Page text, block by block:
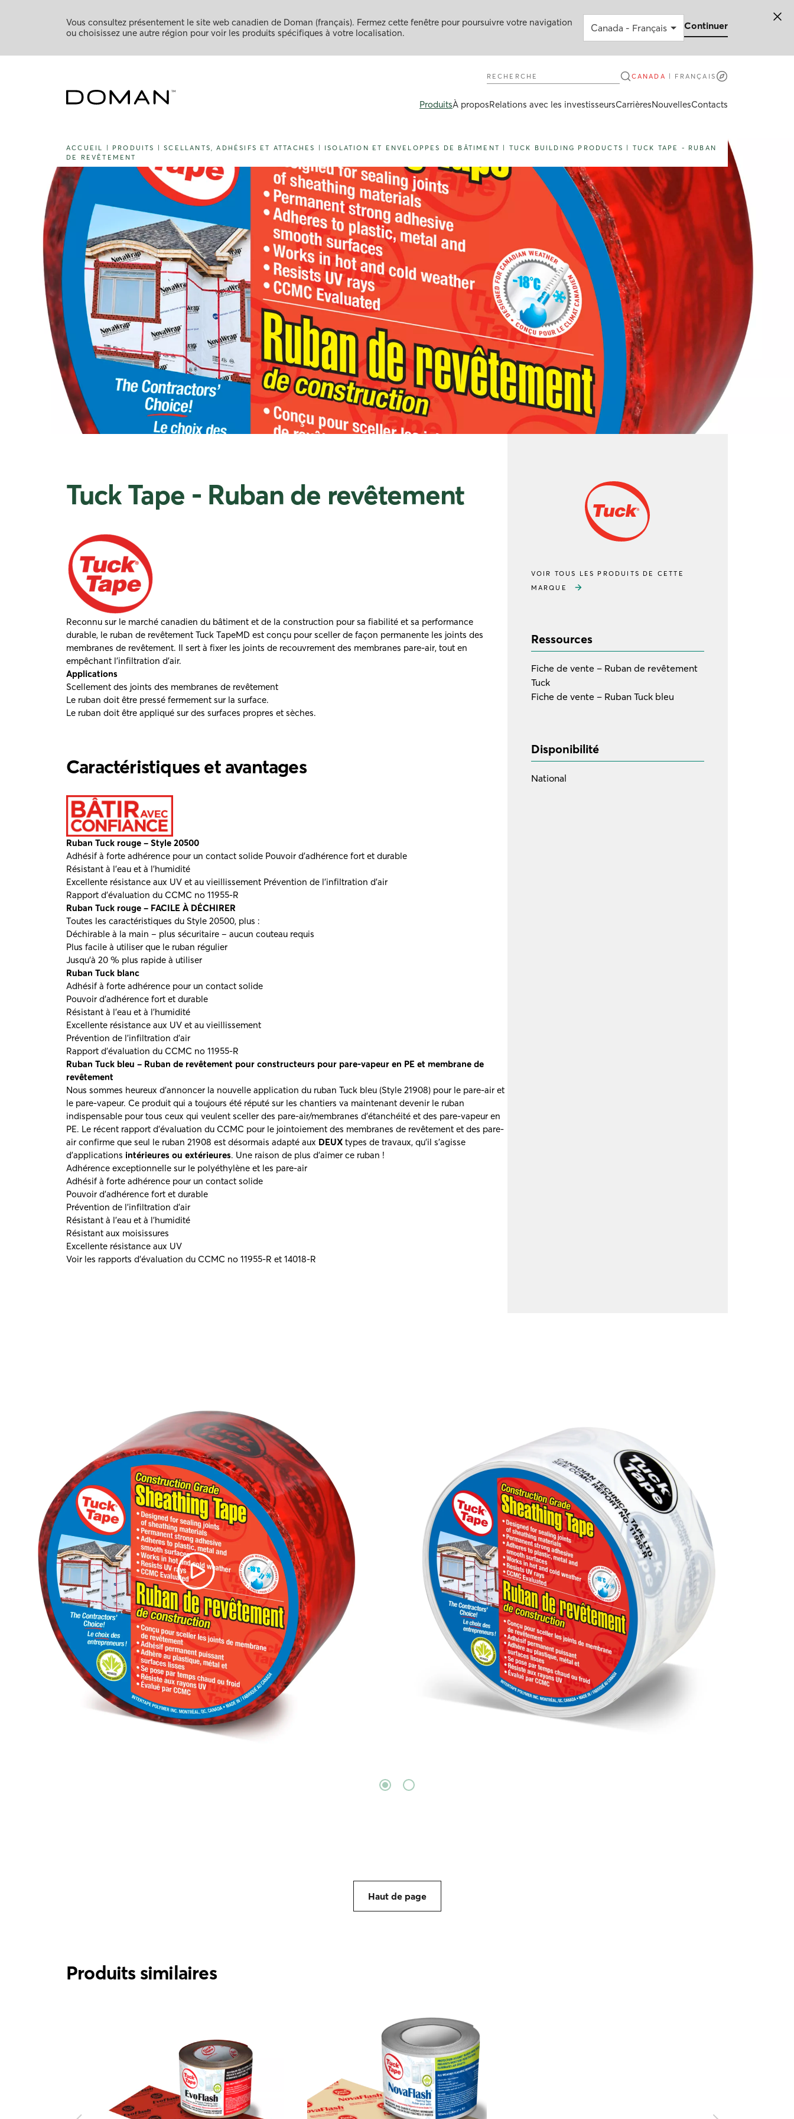
Vous consultez présentement le site web canadien de Doman (français). Fermez cette fenêtre pour poursuivre votre navigation
ou choisissez une autre région pour voir les produits spécifiques à votre localisation.
Continuer
Recherche CANADA FRANÇAIS
ProduitsÀ proposRelations avec les investisseursCarrièresNouvellesContacts
ACCUEIL PRODUITS |SCELLANTS, ADHÉSIFS ET ATTACHES ISOLATION ET ENVELOPPES DE BÂTIMENT TUCK BUILDING PRODUCTS
TUCK TAPE - RUBAN
DE REVÊTEMENT
Tuck Tape - Ruban de revêtement
Reconnu sur le marché canadien du bâtiment et de la construction pour sa fiabilité et sa performance
durable, le ruban de revêtement Tuck TapeMD est conçu pour sceller de façon permanente les joints des
membranes de revêtement. Il sert à fixer les joints de recouvrement des membranes pare-air, tout en
empêchant l’infiltration d’air.
Applications
Scellement des joints des membranes de revêtement
Le ruban doit être pressé fermement sur la surface.
Le ruban doit être appliqué sur des surfaces propres et sèches.
Caractéristiques et avantages
Ruban Tuck rouge – Style 20500
Adhésif à forte adhérence pour un contact solide Pouvoir d’adhérence fort et durable
Résistant à l’eau et à l’humidité
Excellente résistance aux UV et au vieillissement Prévention de l’infiltration d’air
Rapport d’évaluation du CCMC no 11955-R
Ruban Tuck rouge – FACILE À DÉCHIRER
Toutes les caractéristiques du Style 20500, plus :
Déchirable à la main – plus sécuritaire – aucun couteau requis
Plus facile à utiliser que le ruban régulier
Jusqu’à 20 % plus rapide à utiliser
Ruban Tuck blanc
Adhésif à forte adhérence pour un contact solide
Pouvoir d’adhérence fort et durable
Résistant à l’eau et à l’humidité
Excellente résistance aux UV et au vieillissement
Prévention de l’infiltration d’air
Rapport d’évaluation du CCMC no 11955-R
Ruban Tuck bleu – Ruban de revêtement pour constructeurs pour pare-vapeur en PE et membrane de
revêtement
Nous sommes heureux d’annoncer la nouvelle application du ruban Tuck bleu (Style 21908) pour le pare-air et
le pare-vapeur. Ce produit qui a toujours été réputé sur les chantiers va maintenant devenir le ruban
indispensable pour tous ceux qui veulent sceller des pare-air/membranes d’étanchéité et des pare-vapeur en
PE. Le récent rapport d’évaluation du CCMC pour le jointoiement des membranes de revêtement et des pare-
air confirme que seul le ruban 21908 est désormais adapté aux DEUX types de travaux, qu’il s’agisse
d’applications intérieures ou extérieures. Une raison de plus d’aimer ce ruban !
Adhérence exceptionnelle sur le polyéthylène et les pare-air
Adhésif à forte adhérence pour un contact solide
Pouvoir d’adhérence fort et durable
Prévention de l’infiltration d’air
Résistant à l’eau et à l’humidité
Résistant aux moisissures
Excellente résistance aux UV
Voir les rapports d’évaluation du CCMC no 11955-R et 14018-R
VOIR TOUS LES PRODUITS DE CETTE
MARQUE
Ressources
Fiche de vente – Ruban de revêtement
Tuck
Fiche de vente – Ruban Tuck bleu
Disponibilité
National
Haut de page
Produits similaires